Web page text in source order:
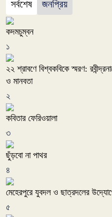
সর্বশেষ জনপ্রিয়
কদমচুম্বন
১
২২ শ্রাবণে বিশ্বকবিকে স্মরণ:
ও মানবতা
২
কবিতার ফেরিওয়ালা
৩
ছুঁড়বো না পাথর
৪
মেহেরপুরে যুবদল ও ছাত্রদলের
৫